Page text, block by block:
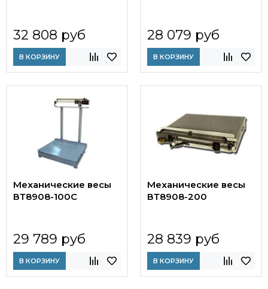
32 808 руб
В КОРЗИНУ
28 079 руб
В КОРЗИНУ
Механические весы
ВТ8908-100С
29 789 руб
В КОРЗИНУ
Механические весы
ВТ8908-200
28 839 руб
В КОРЗИНУ